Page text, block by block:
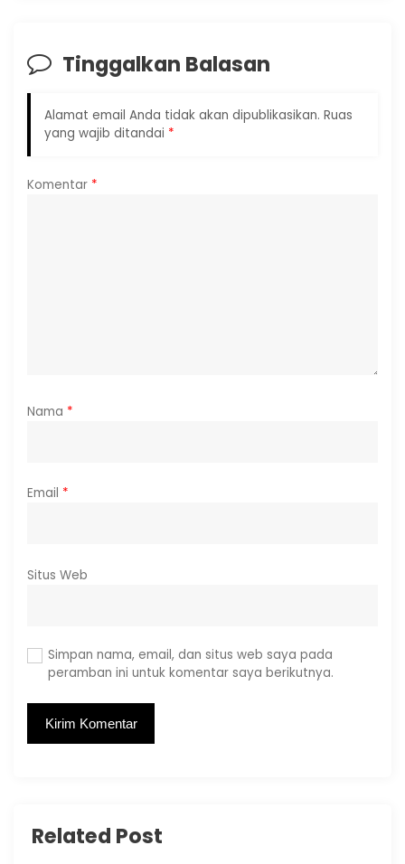
Tinggalkan Balasan
Alamat email Anda tidak akan dipublikasikan. Ruas
yang wajib ditandai *
Komentar *
Nama *
Email *
Situs Web
Simpan nama, email, dan situs web saya pada
peramban ini untuk komentar saya berikutnya.
Related Post